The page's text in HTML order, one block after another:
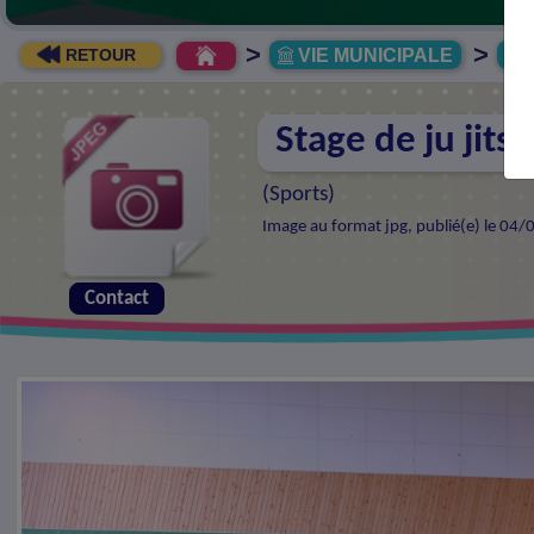
RETOUR > VIE MUNICIPALE >
Stage de ju jitsu
(Sports)
Image au format jpg, publié(e) le
Contact